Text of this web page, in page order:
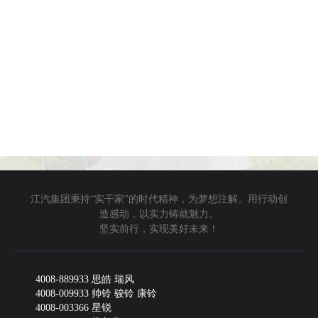
江汽集团秉持“实干家”的时代精神，为梦想注解。用行动创
造感动，以实力铸就魅力。
坚实前行，实现美好未来！
4008-889933 思皓 瑞风
4008-009933 帅铃 骏铃 康铃
4008-003366 星锐